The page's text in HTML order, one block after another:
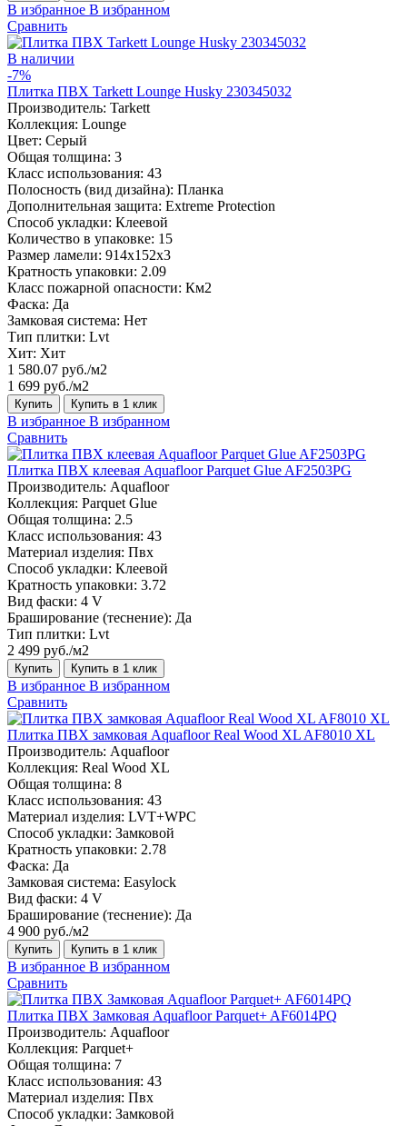
В избранное В избранном
Сравнить
В наличии
-7%
Плитка ПВХ Tarkett Lounge Husky 230345032
Производитель: Tarkett
Коллекция: Lounge
Цвет: Серый
Общая толщина: 3
Класс использования: 43
Полосность (вид дизайна): Планка
Дополнительная защита: Extreme Protection
Способ укладки: Клеевой
Количество в упаковке: 15
Размер ламели: 914x152x3
Кратность упаковки: 2.09
Класс пожарной опасности: Км2
Фаска: Да
Замковая система: Нет
Тип плитки: Lvt
Хит: Хит
1 580.07 руб./м2
1 699 руб./м2
Купить Купить в 1 клик
В избранное В избранном
Сравнить
Плитка ПВХ клеевая Aquafloor Parquet Glue AF2503PG
Производитель: Aquafloor
Коллекция: Parquet Glue
Общая толщина: 2.5
Класс использования: 43
Материал изделия: Пвх
Способ укладки: Клеевой
Кратность упаковки: 3.72
Вид фаски: 4 V
Браширование (теснение): Да
Тип плитки: Lvt
2 499 руб./м2
Купить Купить в 1 клик
В избранное В избранном
Сравнить
Плитка ПВХ замковая Aquafloor Real Wood XL AF8010 XL
Производитель: Aquafloor
Коллекция: Real Wood XL
Общая толщина: 8
Класс использования: 43
Материал изделия: LVT+WPC
Способ укладки: Замковой
Кратность упаковки: 2.78
Фаска: Да
Замковая система: Easylock
Вид фаски: 4 V
Браширование (теснение): Да
4 900 руб./м2
Купить Купить в 1 клик
В избранное В избранном
Сравнить
Плитка ПВХ Замковая Aquafloor Parquet+ AF6014PQ
Производитель: Aquafloor
Коллекция: Parquet+
Общая толщина: 7
Класс использования: 43
Материал изделия: Пвх
Способ укладки: Замковой